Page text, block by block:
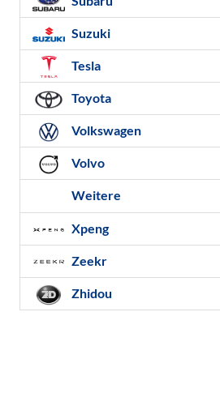
Suzuki
Tesla
Toyota
Volkswagen
Volvo
Weitere
Xpeng
Zeekr
Zhidou